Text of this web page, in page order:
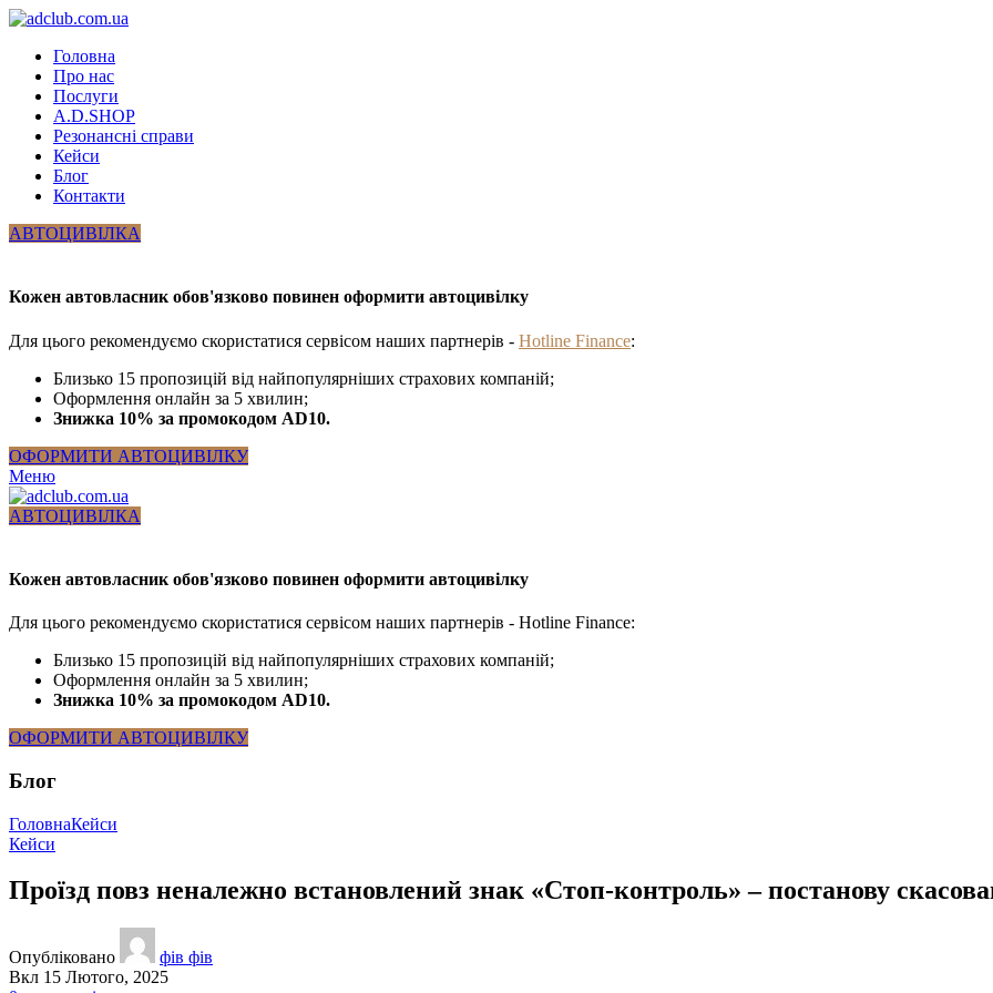
Головна
Про нас
Послуги
A.D.SHOP
Резонансні справи
Кейси
Блог
Контакти
АВТОЦИВІЛКА
Кожен автовласник обов'язково повинен оформити автоцивілку
Для цього рекомендуємо скористатися сервісом наших партнерів - Hotline Finance:
Близько 15 пропозицій від найпопулярніших страхових компаній;
Оформлення онлайн за 5 хвилин;
Знижка 10% за промокодом AD10.
ОФОРМИТИ АВТОЦИВІЛКУ
Меню
АВТОЦИВІЛКА
Кожен автовласник обов'язково повинен оформити автоцивілку
Для цього рекомендуємо скористатися сервісом наших партнерів - Hotline Finance:
Близько 15 пропозицій від найпопулярніших страхових компаній;
Оформлення онлайн за 5 хвилин;
Знижка 10% за промокодом AD10.
ОФОРМИТИ АВТОЦИВІЛКУ
Блог
ГоловнаКейси
Кейси
Проїзд повз неналежно встановлений знак «Стоп-контроль» – постанову
Опубліковано
фів фів
Вкл 15 Лютого, 2025